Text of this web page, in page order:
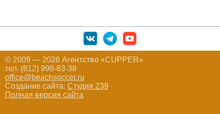
© 2009 — 2026 Агентство «CUPPER»
тел. (812) 998-83-38
office@beachsoccer.ru
Создание сайта: Студия 239
Полная версия сайта